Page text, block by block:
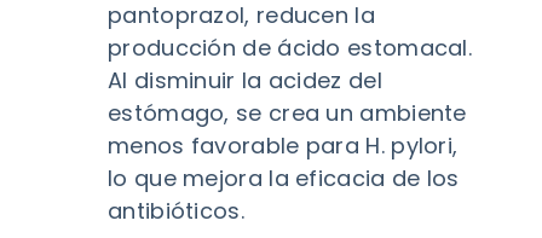
pantoprazol, reducen la
producción de ácido estomacal.
Al disminuir la acidez del
estómago, se crea un ambiente
menos favorable para H. pylori,
lo que mejora la eficacia de los
antibióticos.